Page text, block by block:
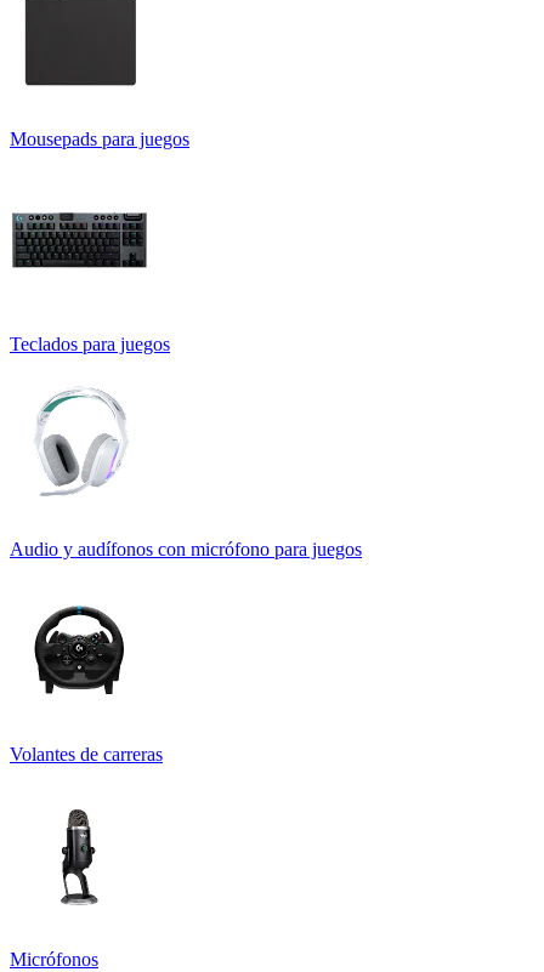
Mousepads para juegos
Teclados para juegos
Audio y audífonos con micrófono para juegos
Volantes de carreras
Micrófonos